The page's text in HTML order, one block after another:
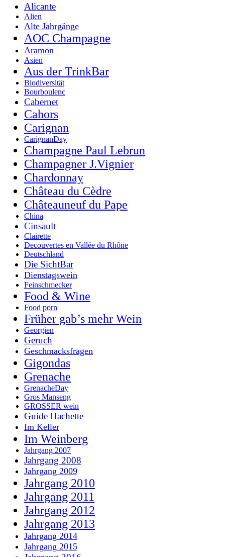
Alicante
Alien
Alte Jahrgänge
AOC Champagne
Aramon
Asien
Aus der TrinkBar
Biodiversität
Bourboulenc
Cabernet
Cahors
Carignan
CarignanDay
Champagne Paul Lebrun
Champagner J.Vignier
Chardonnay
Château du Cèdre
Châteauneuf du Pape
China
Cinsault
Clairette
Decouvertes en Vallée du Rhône
Deutschland
Die SichtBar
Dienstagswein
Feinschmecker
Food & Wine
Food porn
Früher gab’s mehr Wein
Georgien
Geruch
Geschmacksfragen
Gigondas
Grenache
GrenacheDay
Gros Manseng
GROSSER wein
Guide Hachette
Im Keller
Im Weinberg
Jahrgang 2007
Jahrgang 2008
Jahrgang 2009
Jahrgang 2010
Jahrgang 2011
Jahrgang 2012
Jahrgang 2013
Jahrgang 2014
Jahrgang 2015